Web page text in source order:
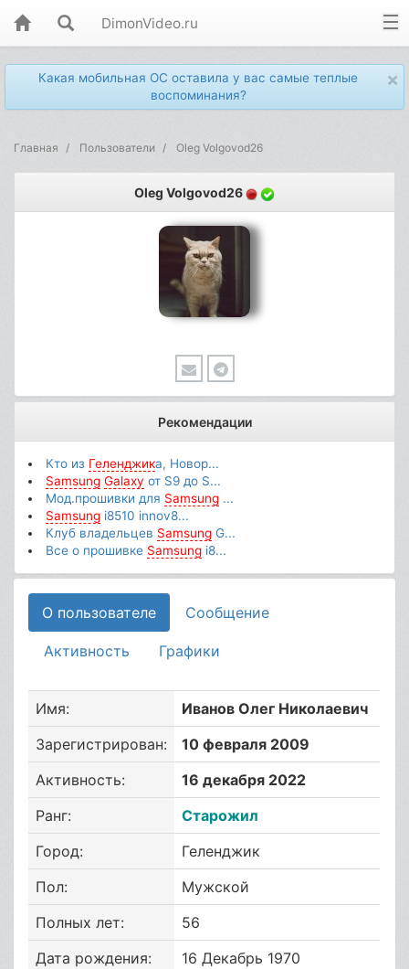
DimonVideo.ru
×
Какая мобильная ОС оставила у вас самые теплые
воспоминания?
Главная Пользователи Oleg Volgovod26
Oleg Volgovod26
Рекомендации
Кто из Геленджика, Новор...
Samsung Galaxy от S9 до S...
Мод.прошивки для Samsung ...
Samsung i8510 innov8...
Клуб владельцев Samsung G...
Все о прошивке Samsung i8...
О пользователе Сообщение
Активность Графики
Имя:
Иванов Олег Николаевич
Зарегистрирован:
10 февраля 2009
Активность:
16 декабря 2022
Ранг:
Старожил
Город:
Геленджик
Пол:
Мужской
Полных лет:
56
Дата рождения:
16 Декабрь 1970